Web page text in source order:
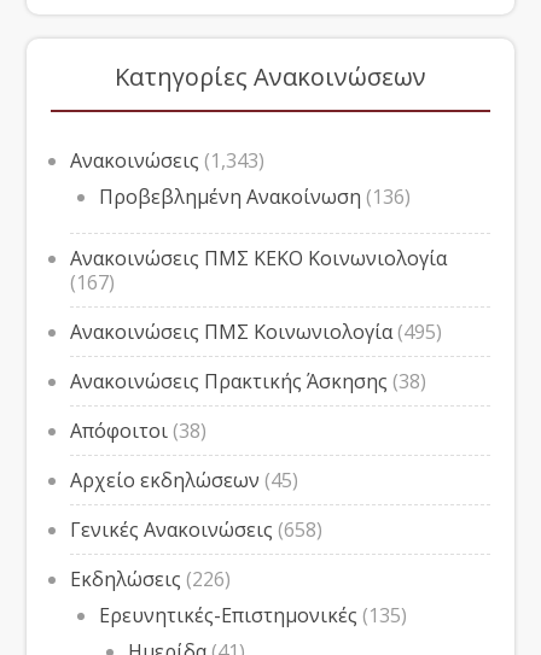
Κατηγορίες Ανακοινώσεων
Ανακοινώσεις (1,343)
Προβεβλημένη Ανακοίνωση (136)
Ανακοινώσεις ΠΜΣ ΚΕΚΟ Κοινωνιολογία
(167)
Ανακοινώσεις ΠΜΣ Κοινωνιολογία(495)
Ανακοινώσεις Πρακτικής Άσκησης (38)
Απόφοιτοι(38)
Αρχείο εκδηλώσεων (45)
Γενικές Ανακοινώσεις (658)
Εκδηλώσεις (226)
Ερευνητικές-Επιστημονικές (135)